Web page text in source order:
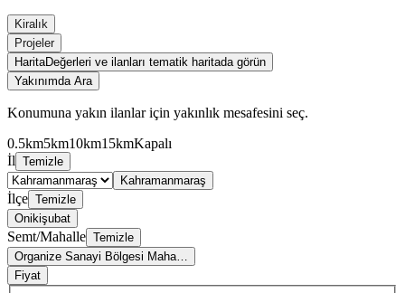
Kiralık
Projeler
HaritaDeğerleri ve ilanları tematik haritada görün
Yakınımda Ara
Konumuna yakın ilanlar için yakınlık mesafesini seç.
0.5km5km10km15kmKapalı
İl Temizle
Kahramanmaraş
İlçe Temizle
Onikişubat
Semt/Mahalle Temizle
Organize Sanayi Bölgesi Maha…
Fiyat